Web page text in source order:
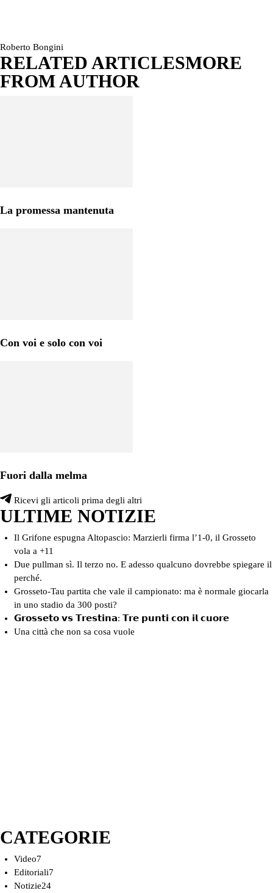
Roberto Bongini
RELATED ARTICLESMORE
FROM AUTHOR
La promessa mantenuta
Con voi e solo con voi
Fuori dalla melma
Ricevi gli articoli prima degli altri
ULTIME NOTIZIE
Il Grifone espugna Altopascio: Marzierli firma l’1-0, il Grosseto
vola a +11
Due pullman sì. Il terzo no. E adesso qualcuno dovrebbe spiegare il
perché.
Grosseto-Tau partita che vale il campionato: ma è normale giocarla
in uno stadio da 300 posti?
𝗚𝗿𝗼𝘀𝘀𝗲𝘁𝗼 𝘃𝘀 𝗧𝗿𝗲𝘀𝘁𝗶𝗻𝗮: 𝗧𝗿𝗲 𝗽𝘂𝗻𝘁𝗶 𝗰𝗼𝗻 𝗶𝗹 𝗰𝘂𝗼𝗿𝗲
Una città che non sa cosa vuole
CATEGORIE
Video7
Editoriali7
Notizie24